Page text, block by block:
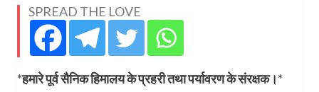
SPREAD THE LOVE
*हमारे पूर्व सैनिक हिमालय के प्रहरी तथा पर्यावरण के संरक्षक।*